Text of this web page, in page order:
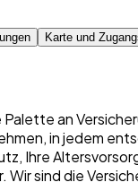
Karte und
an
in jedem
Ihre
Wir sind die